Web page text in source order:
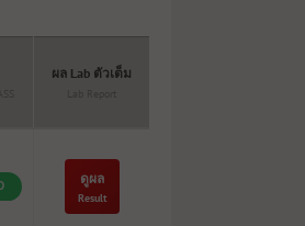
ผล Lab ตัวเต็ม
ดูผล
Result